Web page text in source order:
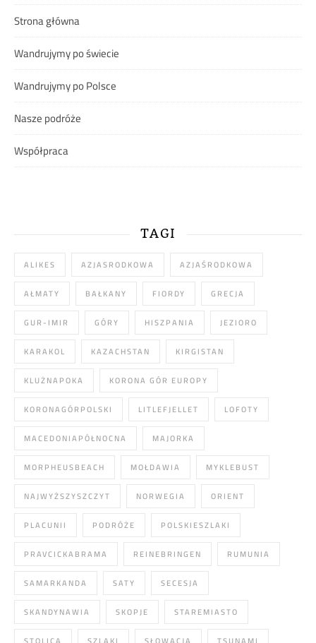
Strona główna
Wandrujymy po świecie
Wandrujymy po Polsce
Nasze podróże
Współpraca
TAGI
ALIKES AZJASRODKOWA AZJAŚRODKOWA
AŁMATY BAŁKANY FIORDY GRECJA
GUR-IMIR GÓRY HISZPANIA JEZIORO
KARAKOL KAZACHSTAN KIRGISTAN
KLUŻNAPOKA KORONA GÓR EUROPY
KORONAGÓRPOLSKI LITLEFJELLET LOFOTY
MACEDONIAPÓŁNOCNA MAJORKA
MORPHEUSBEACH MOŁDAWIA MYKLEBUST
NAJWYŻSZYSZCZYT NORWEGIA ORIENT
PLACUNII PODRÓŻE POLSKIESZLAKI
PRAVCICKABRAMA REINEBRINGEN RUMUNIA
SAMARKANDA SATY SECESJA
SKANDYNAWIA SKOPJE STAREMIASTO